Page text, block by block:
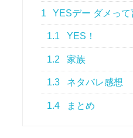
1 YESデー ダメって
1.1 YES！
1.2 家族
1.3 ネタバレ感想
1.4 まとめ